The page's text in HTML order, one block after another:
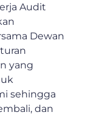
Audit
Dewan
yang
sehingga
dan